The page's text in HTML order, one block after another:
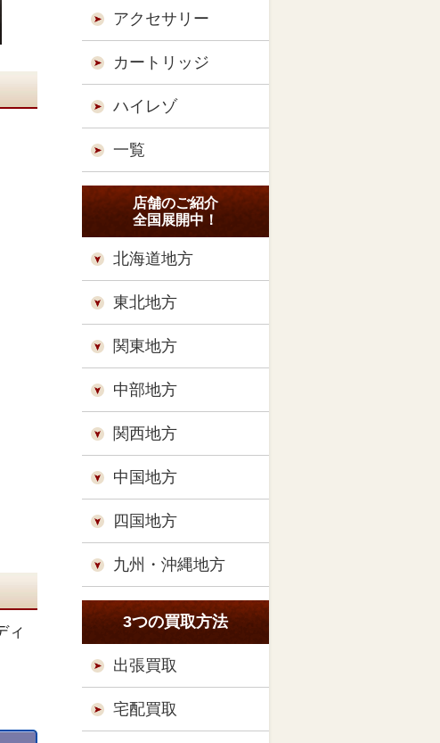
ィ
アクセサリー
カートリッジ
ハイレゾ
一覧
店舗のご紹介
全国展開中！
北海道地方
東北地方
関東地方
中部地方
関西地方
中国地方
四国地方
九州・沖縄地方
3つの買取方法
出張買取
宅配買取